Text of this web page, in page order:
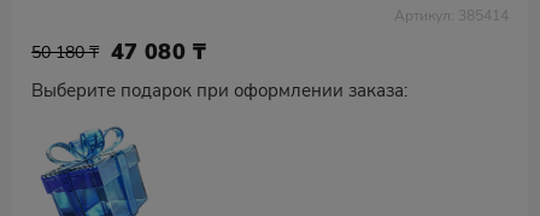
Артикул: 385414
50 180 ₸ 47 080 ₸
Выберите подарок при оформлении заказа: